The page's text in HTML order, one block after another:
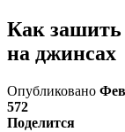
Как зашить
на джинсах
Опубликовано Фев
572
Поделится